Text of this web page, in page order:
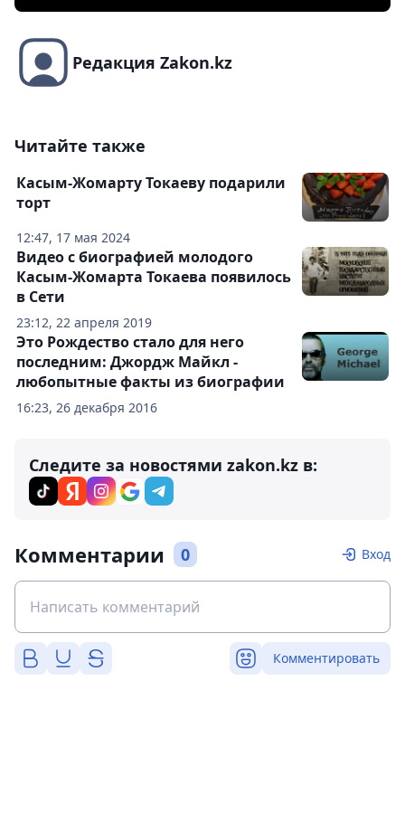
Редакция Zakon.kz
Читайте также
12:47, 17 мая 2024
Касым-Жомарту Токаеву подарили
торт
23:12, 22 апреля 2019
Видео с биографией молодого
Касым-Жомарта Токаева появилось
в Сети
16:23, 26 декабря 2016
Это Рождество стало для него
последним: Джордж Майкл -
любопытные факты из биографии
Следите за новостями zakon.kz в:
Комментарии 0 Вход
Комментировать